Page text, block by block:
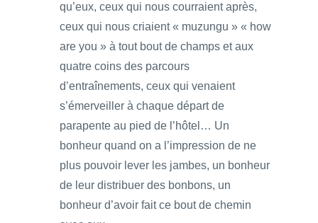
qu’eux, ceux qui nous courraient après,
ceux qui nous criaient « muzungu » « how
are you » à tout bout de champs et aux
quatre coins des parcours
d’entraînements, ceux qui venaient
s’émerveiller à chaque départ de
parapente au pied de l’hôtel… Un
bonheur quand on a l’impression de ne
plus pouvoir lever les jambes, un bonheur
de leur distribuer des bonbons, un
bonheur d’avoir fait ce bout de chemin